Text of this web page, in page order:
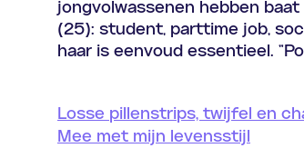
jongvolwassenen hebben
(25): student, parttime job,
haar is eenvoud essentieel.
Losse pillenstrips, twijfel en
Mee met mijn levensstijl